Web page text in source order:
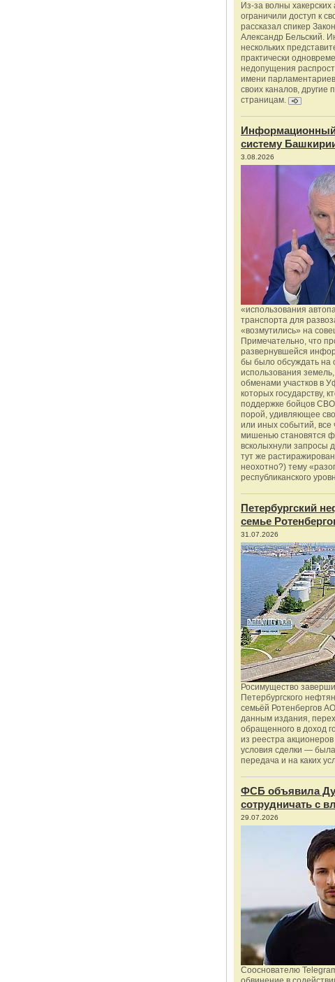
Из‑за волны
ограничили доступ к
рассказал спикер
Александр Бельский.
нескольких
практически
недопущения
имени
своих каналов, другие
страницам.
Информационный
систему
3.08.2026
«использования
транспорта для
«возмутились» на
Примечательно, что
развернувшейся
бы было обсуждать на
использования
обменами участков в
которых государству,
поддержке бойцов
порой, удивляющее
или иных событий, все
мишенью становятся
всколыхнули запросы
тут же
неохотно?) тему
республиканского
Петербургский
семье
31.07.2026
Росимущество
Петербургского
семьёй Ротенбергов
данным издания,
обращенного в доход
из реестра
условия сделки —
передача и на каких
ФСБ объявила
сотрудничать с
29.07.2026
Сооснователю